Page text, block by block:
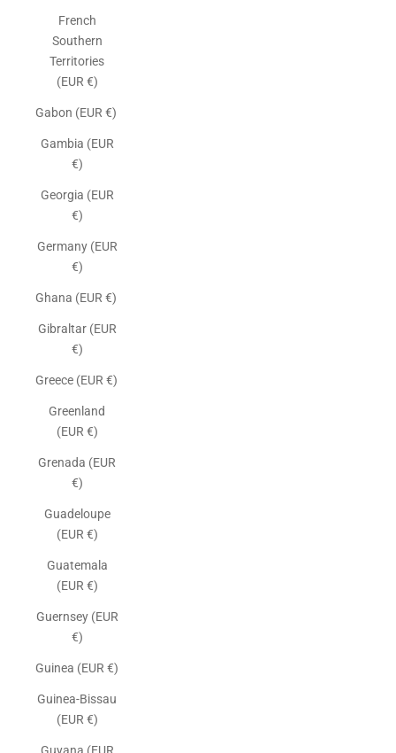
French
Southern
Territories
(EUR €)
Gabon (EUR €)
Gambia (EUR
€)
Georgia (EUR
€)
Germany (EUR
€)
Ghana (EUR €)
Gibraltar (EUR
€)
Greece (EUR €)
Greenland
(EUR €)
Grenada (EUR
€)
Guadeloupe
(EUR €)
Guatemala
(EUR €)
Guernsey (EUR
€)
Guinea (EUR €)
Guinea-Bissau
(EUR €)